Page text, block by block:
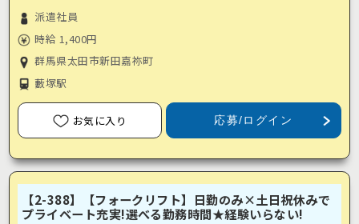
派遣社員
時給 1,400円
群馬県太田市新田嘉祢町
藪塚駅
お気に入り 応募/ログイン
【2-388】【フォークリフト】日勤のみ×土日祝休みで
プライベート充実!選べる勤務時間★経験いらない!